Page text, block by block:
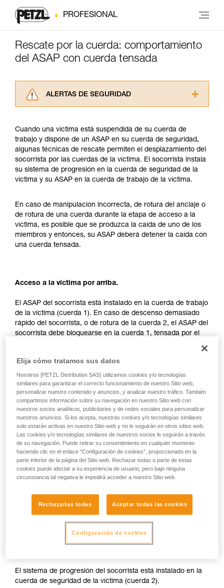
PROFESIONAL
Rescate por la cuerda: comportamiento
del ASAP con cuerda tensada
ALERTAS DE SEGURIDAD
consultarlo. Usted debe comprender la
información de la ficha técnica para poder
comprender este complemento informativo.
Dominar estas técnicas requiere una formación
y un entrenamiento específico. Confirme a
través de un profesional su capacidad para
seguridad, antes de ejecutarlas de forma
autónoma.
Damos ejemplos de técnicas relacionadas con
su actividad. Pueden existir otras que no
describimos aquí.
Cuando una víctima está suspendida de su cuerda de
trabajo y dispone de un ASAP en su cuerda de seguridad,
algunas técnicas de rescate permiten el desplazamiento del
socorrista por las cuerdas de la víctima. El socorrista instala
su sistema de progresión en la cuerda de seguridad de la
víctima y su ASAP en la cuerda de trabajo de la víctima.
En caso de manipulación incorrecta, de rotura del anclaje o
de rotura de una cuerda durante la etapa de acceso a la
víctima, es posible que se produzca la caída de uno de los
miembros y entonces, su ASAP deberá detener la caída con
una cuerda tensada.
Acceso a la víctima por arriba.
El ASAP del socorrista está instalado en la cuerda de trabajo
de la víctima (cuerda 1). En caso de descenso demasiado
rápido del socorrista, o de rotura de la cuerda 2, el ASAP del
socorrista debe bloquearse en la cuerda 1, tensada por el
El sistema de progresión del socorrista está instalado en la
cuerda de seguridad de la víctima (cuerda 2).
Elija cómo tratamos sus datos
Nosotros [PETZL Distribution SAS) utilizamos cookies y/o tecnologías
similares para garantizar el correcto funcionamiento de nuestro Sitio web,
personalizar nuestro contenido y anuncios, y analizar nuestro tráfico. También
compartimos información sobre su navegación en nuestro Sitio web con
nuestros socios analíticos, publicitarios y de redes sociales para personalizar
nuestros anuncios. Si los acepta, nuestras cookies y/o tecnologías similares
solo estarán activas en nuestro Sitio web y no le seguirán en otros sitios web.
Las cookies y/o tecnologías similares de nuestros socios le seguirán a través
de su navegación. Puede retirar su consentimiento en cualquier momento
haciendo clic en el enlace "Configuración de cookies", proporcionado en la
parte inferior de la página del Sitio web. Rechazar todas o parte de estas
cookies puede afectar a su experiencia de usuario, pero bajo ninguna
circunstancia tal negativa le impedirá acceder a nuestro Sitio web.
Rechazarlas todas Aceptar todas las cookies
Configuración de cookies